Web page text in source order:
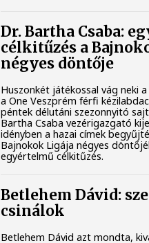
Dr. Bartha Csaba:
célkitűzés a
négyes döntője
Huszonkét játékossal vág neki
a One Veszprém férfi
péntek délutáni szezonnyitó
Bartha Csaba vezérigazgató
idényben a hazai címek
Bajnokok Ligája négyes
egyértelmű célkitűzés.
Betlehem Dávid:
csinálok
Betlehem Dávid azt mondta,